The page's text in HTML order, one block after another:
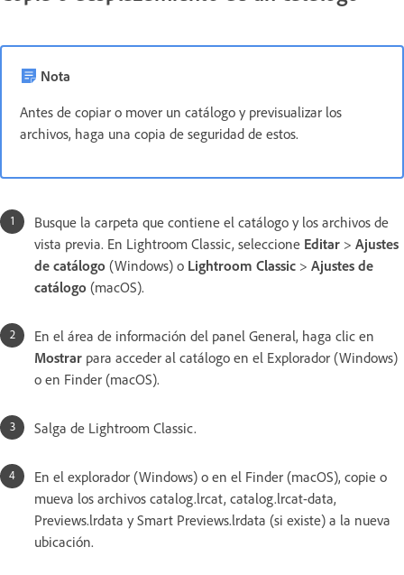
Nota
Antes de copiar o mover un catálogo y previsualizar los
archivos, haga una copia de seguridad de estos.
Busque la carpeta que contiene el catálogo y los archivos de
vista previa. En Lightroom Classic, seleccione Editar > Ajustes
de catálogo (Windows) o Lightroom Classic > Ajustes de
catálogo (macOS).
En el área de información del panel General, haga clic en
Mostrar para acceder al catálogo en el Explorador (Windows)
o en Finder (macOS).
Salga de Lightroom Classic.
En el explorador (Windows) o en el Finder (macOS), copie o
mueva los archivos catalog.lrcat, catalog.lrcat-data,
Previews.lrdata y Smart Previews.lrdata (si existe) a la nueva
ubicación.